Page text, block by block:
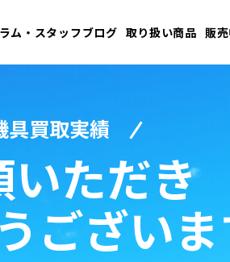
ム・スタッフブログ 取り扱い商品 販
具買取実績
いただき
ござい